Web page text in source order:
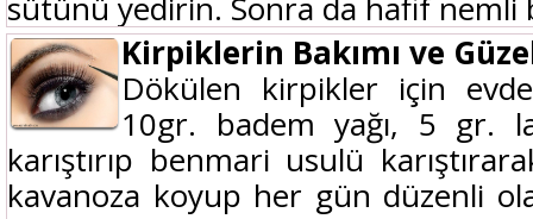
Kirpiklerin Bakımı ve
Dökülen kirpikler için
10gr. badem yağı, 5 gr.
karıştırıp benmari usulü
kavanoza koyup her gün düzenli